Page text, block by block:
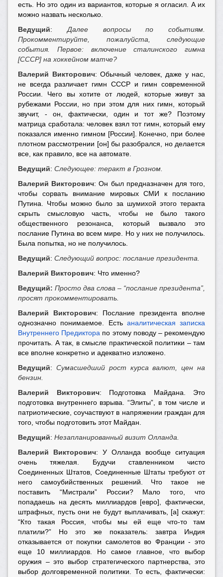
есть. Но это один из вариантов, которые я огласил. А их
можно назвать несколько.
Ведущий: Далее вопросы по событиям.
Прокомментируйте, пожалуйста, следующие
события. Первое: включение сталинского гимна
[СССР] на хоккейном матче?
Валерий Викторович: Обычный человек, даже у нас,
не всегда различает гимн СССР и гимн современной
России. Чего вы хотите от людей, которые живут за
рубежами России, но при этом для них гимн, который
звучит, - он, фактически, один и тот же? Поэтому
матрица сработала: человек взял тот гимн, который ему
показался именно гимном [России]. Конечно, при более
плотном рассмотрении [он] бы разобрался, но делается
все, как правило, все на автомате.
Ведущий: Следующее: теракт в Грозном.
Валерий Викторович: Он был предназначен для того,
чтобы сорвать внимание мировых СМИ к посланию
Путина. Чтобы можно было за шумихой этого теракта
скрыть смысловую часть, чтобы не было такого
общественного резонанса, который вызвало это
послание Путина во всем мире. Но у них не получилось.
Была попытка, но не получилось.
Ведущий: Следующий вопрос: послание президента.
Валерий Викторович: Что именно?
Ведущий: Просто два слова – “послание президента”,
просят прокомментировать.
Валерий Викторович: Послание президента вполне
однозначно понимаемое. Есть аналитическая записка
Внутреннего Предиктора по этому поводу – рекомендую
прочитать. А так, в смысле практической политики – там
все вполне конкретно и адекватно изложено.
Ведущий: Сумасшедший рост курса валют, цен на
бензин.
Валерий Викторович: Подготовка Майдана. Это
подготовка внутреннего взрыва. “Элиты”, в том числе и
патриотические, соучаствуют в напряжении граждан для
того, чтобы подготовить этот Майдан.
Ведущий: Незапланированный визит Олланда.
Валерий Викторович: У Олланда вообще ситуация
очень тяжелая. Будучи ставленником чисто
Соединенных Штатов, Соединенные Штаты требуют от
него самоубийственных решений. Что такое не
поставить “Мистрали” России? Мало того, что
попадаешь на десять миллиардов [евро], фактически,
штрафных, пусть они не будут выплачивать, [а] скажут:
“Кто такая Россия, чтобы мы ей еще что-то там
платили?” Но это же показатель: завтра Индия
отказывается от покупки самолетов во Франции - это
еще 10 миллиардов. Но самое главное, что выбор
оружия – это выбор стратегического партнерства, это
выбор долговременной политики. То есть, фактически: